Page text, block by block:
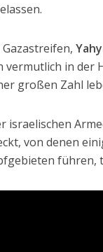
Gazastreifen,
in der
großen Zahl
von denen
führen,